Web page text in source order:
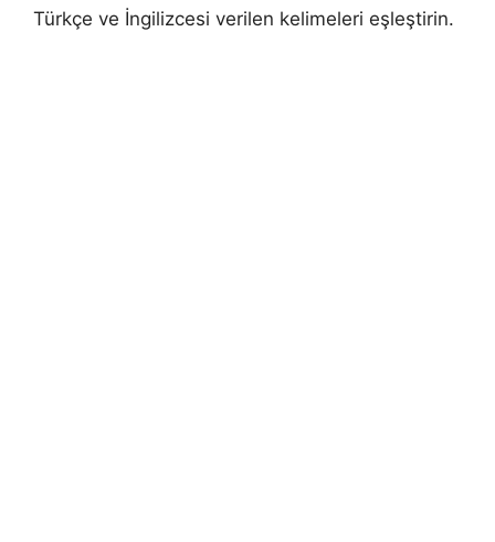
Türkçe ve İngilizcesi verilen kelimeleri eşleştirin.